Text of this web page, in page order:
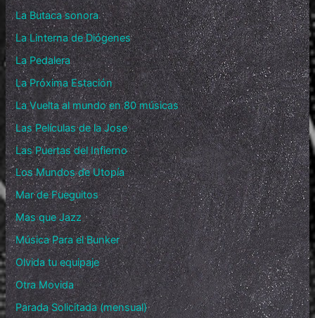
La Butaca sonora
La Linterna de Diógenes
La Pedalera
La Próxima Estación
La Vuelta al mundo en 80 músicas
Las Películas de la Jose
Las Puertas del Infierno
Los Mundos de Utopía
Mar de Fueguitos
Mas que Jazz
Música Para el Bunker
Olvida tu equipaje
Otra Movida
Parada Solicitada (mensual)